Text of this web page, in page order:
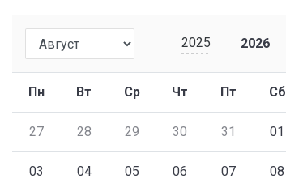
2025 2026
Пн Вт Ср Чт Пт Сб
27 28 29 30 31 01
03 04 05 06 07 08